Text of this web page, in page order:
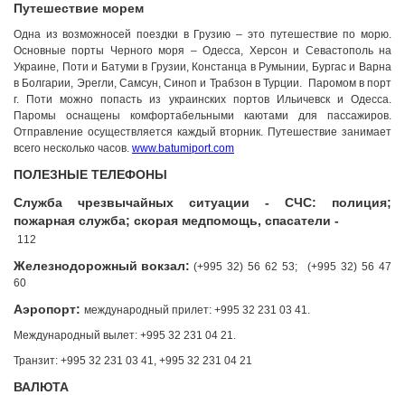
Путешествие морем
Одна из возможносей поездки в Грузию – это путешествие по морю.
Основные порты Черного моря – Одесса, Херсон и Севастополь на
Украине, Поти и Батуми в Грузии, Констанца в Румынии, Бургас и Варна
в Болгарии, Эрегли, Самсун, Синоп и Трабзон в Турции. Паромом в порт
г. Поти можно попасть из украинских портов Ильичевск и Одесса.
Паромы оснащены комфортабельными каютами для пассажиров.
Отправление осуществляется каждый вторник. Путешествие занимает
всего несколько часов. www.batumiport.com
ПОЛЕЗНЫЕ ТЕЛЕФОНЫ
Служба чрезвычайных ситуации - СЧС: полиция;
пожарная служба; скорая медпомощь, спасатели -
112
Железнодорожный вокзал: (+995 32) 56 62 53; (+995 32) 56 47
60
Аэропорт: международный прилет: +995 32 231 03 41.
Международный вылет: +995 32 231 04 21.
Транзит: +995 32 231 03 41, +995 32 231 04 21
ВАЛЮТА